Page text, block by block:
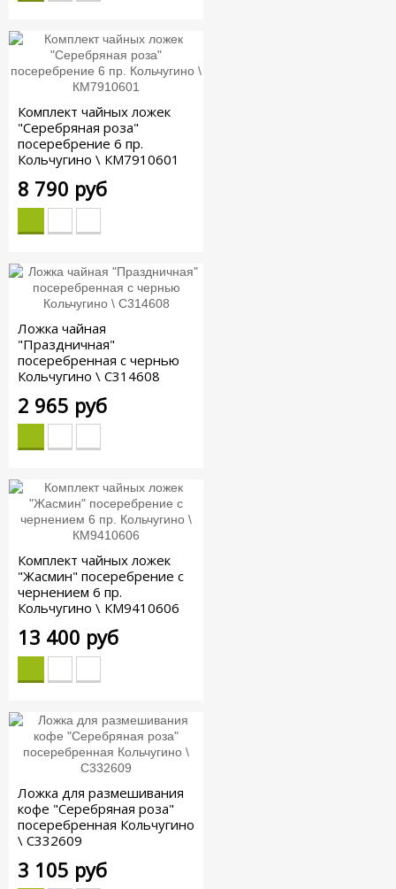
Комплект чайных ложек
"Серебряная роза"
посеребрение 6 пр.
Кольчугино \ КМ7910601
8 790 руб
Ложка чайная
"Праздничная"
посеребренная с чернью
Кольчугино \ С314608
2 965 руб
Комплект чайных ложек
"Жасмин" посеребрение с
чернением 6 пр.
Кольчугино \ КМ9410606
13 400 руб
Ложка для размешивания
кофе "Серебряная роза"
посеребренная Кольчугино
\ С332609
3 105 руб